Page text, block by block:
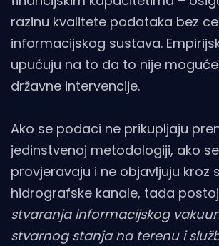
razinu kvalitete podataka bez
informacijskog sustava.
upućuju na to da to nije
državne intervencije.
Ako se podaci ne prikupljaju
jedinstvenoj metodologiji, ako
provjeravaju i ne objavljuju kroz
hidrografske kanale, tada
stvaranja informacijskog
stvarnog stanja na terenu i